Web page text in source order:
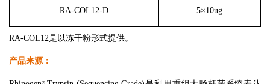
RA-COL12-D 5×10ug
RA-COL12是以冻干粉形式提供。
产品来源：
®